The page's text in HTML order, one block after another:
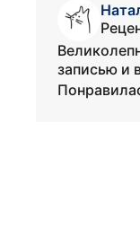
записью и